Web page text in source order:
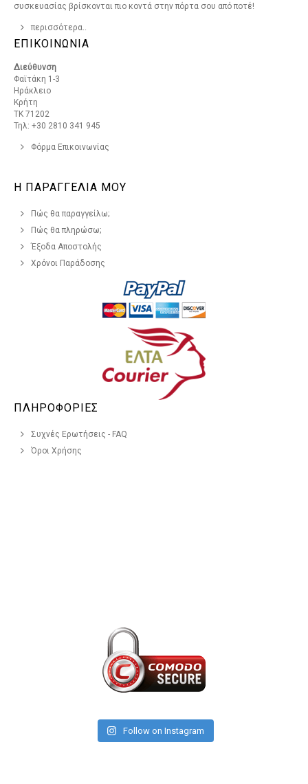
συσκευασίας βρίσκονται πιο κοντά στην πόρτα σου από ποτέ!
περισσότερα..
ΕΠΙΚΟΙΝΩΝΙΑ
Διεύθυνση
Φαϊτάκη 1-3
Ηράκλειο
Κρήτη
ΤΚ 71202
Τηλ: +30 2810 341 945
Φόρμα Επικοινωνίας
Η ΠΑΡΑΓΓΕΛΙΑ ΜΟΥ
Πώς θα παραγγείλω;
Πώς θα πληρώσω;
Έξοδα Αποστολής
Χρόνοι Παράδοσης
ΠΛΗΡΟΦΟΡΙΕΣ
Συχνές Ερωτήσεις - FAQ
Όροι Χρήσης
Follow on Instagram